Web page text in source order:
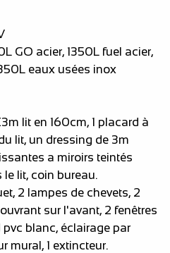
GO acier, 1350L fuel acier,
eaux usées inox
lit en 160cm, 1 placard à
lit, un dressing de 3m
a miroirs teintés
lit, coin bureau.
2 lampes de chevets, 2
sur l'avant, 2 fenêtres
blanc, éclairage par
mural, 1 extincteur.